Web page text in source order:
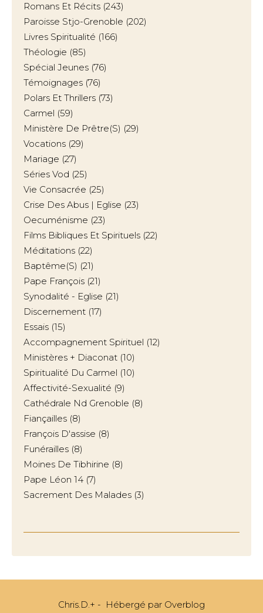
Romans Et Récits (243)
Paroisse Stjo-Grenoble (202)
Livres Spiritualité (166)
Théologie (85)
Spécial Jeunes (76)
Témoignages (76)
Polars Et Thrillers (73)
Carmel (59)
Ministère De Prêtre(s) (29)
Vocations (29)
Mariage (27)
Séries Vod (25)
Vie Consacrée (25)
Crise Des Abus | Eglise (23)
Oecuménisme (23)
Films Bibliques Et Spirituels (22)
Méditations (22)
Baptême(s) (21)
Pape François (21)
Synodalité - Eglise (21)
Discernement (17)
Essais (15)
Accompagnement Spirituel (12)
Ministères + Diaconat (10)
Spiritualité Du Carmel (10)
Affectivité-Sexualité (9)
Cathédrale Nd Grenoble (8)
Fiançailles (8)
François D'assise (8)
Funérailles (8)
Moines De Tibhirine (8)
Pape Léon 14 (7)
Sacrement Des Malades (3)
Chris.D.+ - Hébergé par Overblog